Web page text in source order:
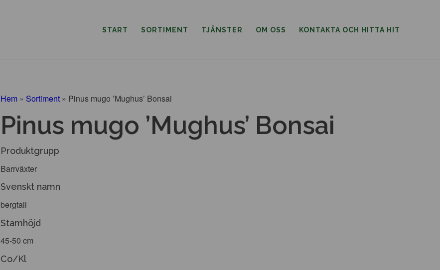
START SORTIMENT TJÄNSTER OM OSS KONTAKTA OCH HITTA HIT
Hem » Sortiment » Pinus mugo ’Mughus’ Bonsai
Pinus mugo ’Mughus’ Bonsai
Produktgrupp
Barrväxter
Svenskt namn
bergtall
Stamhöjd
45-50 cm
Co/Kl